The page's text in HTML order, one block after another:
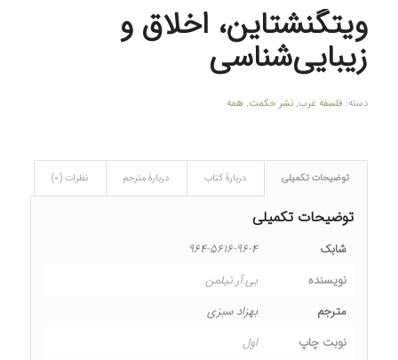
ویتگنشتاین، اخلاق و
زیبایی‌شناسی
دسته: فلسفه غرب, نشر حکمت, همه
توضیحات تکمیلی دربارۀ کتاب دربارۀ مترجم نظرات (۰)
توضیحات تکمیلی
شابک
۹۶۴-۵۶۱۶-۹۶-۴
نویسنده
بی.آر.تیلمن
مترجم
بهزاد سبزی
نوبت چاپ
اول